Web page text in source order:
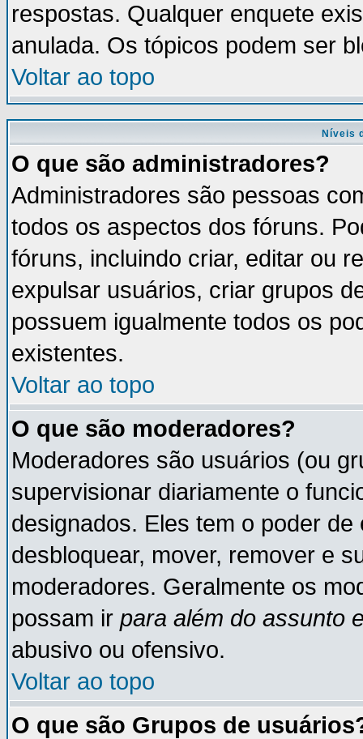
respostas. Qualquer enquete
anulada. Os tópicos podem ser
Voltar ao topo
Níveis
O que são administradores?
Administradores são pessoas
todos os aspectos dos fóruns.
fóruns, incluindo criar, editar ou
expulsar usuários, criar grupos
possuem igualmente todos os
existentes.
Voltar ao topo
O que são moderadores?
Moderadores são usuários (ou
supervisionar diariamente o
designados. Eles tem o poder
desbloquear, mover, remover e
moderadores. Geralmente os
possam ir para além do assunto
abusivo ou ofensivo.
Voltar ao topo
O que são Grupos de